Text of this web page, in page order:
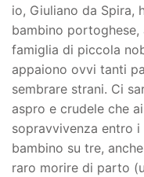
io, Giuliano da Spira,
bambino
famiglia di piccola
appaiono ovvi tanti
sembrare strani. Ci
aspro e crudele che
sopravvivenza entro
bambino su tre,
raro morire di parto